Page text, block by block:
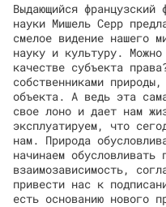
Выдающийся
науки Мишель Серр
смелое видение нашего
науку и культуру.
качестве субъекта
собственниками
объекта. А ведь эта
свое лоно и дает нам
эксплуатируем, что
нам. Природа
начинаем обусловливать
взаимозависимость,
привести нас к
есть основанию нового